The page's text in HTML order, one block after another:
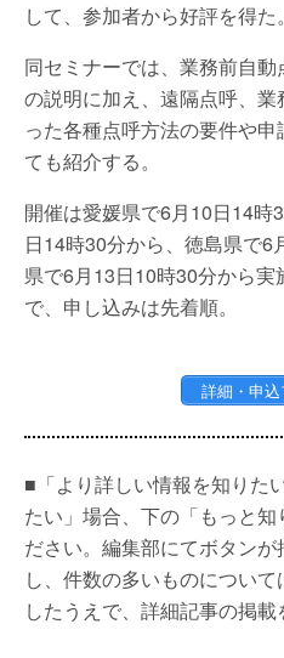
して、参加者から好評を得た。
同セミナーでは、業務前自
の説明に加え、遠隔点呼、
った各種点呼方法の要件や
ても紹介する。
開催は愛媛県で6月10日14時
日14時30分から、徳島県で
県で6月13日10時30分から
で、申し込みは先着順。
詳細・申
■「より詳しい情報を知りた
たい」場合、下の「もっと知
ださい。編集部にてボタン
し、件数の多いものについ
したうえで、詳細記事の掲載